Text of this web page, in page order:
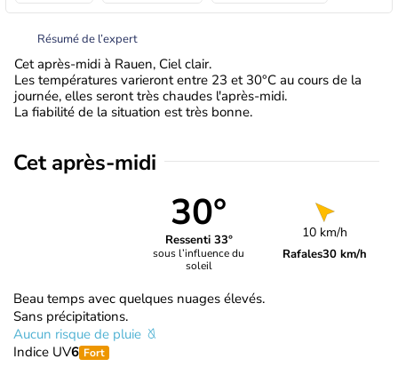
Résumé de l’expert
Cet après-midi à Rauen, Ciel clair.
Les températures varieront entre 23 et 30°C au cours de la
journée, elles seront très chaudes l'après-midi.
La fiabilité de la situation est très bonne.
Cet après-midi
30°
Ressenti 33°
sous l’influence du
soleil
10 km/h
Rafales30 km/h
Beau temps avec quelques nuages élevés.
Sans précipitations.
Aucun risque de pluie
Indice UV6 Fort